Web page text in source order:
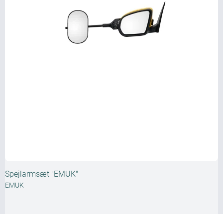
Spejlarmsæt "EMUK"
EMUK